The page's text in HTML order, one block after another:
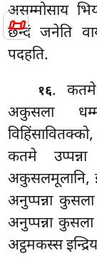
📜
असम्मोसाय
छन्दं जनेति
पदहति.
१६. कतमे
अकुसला
कतमे
अकुसलमूलानि,
अनुप्पन्ना कुसला
अनुप्पन्ना
अट्ठमकस्स